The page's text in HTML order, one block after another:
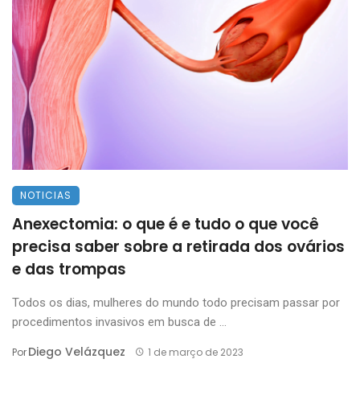
NOTICIAS
Anexectomia: o que é e tudo o que você
precisa saber sobre a retirada dos ovários
e das trompas
Todos os dias, mulheres do mundo todo precisam passar por
procedimentos invasivos em busca de ...
PorDiego Velázquez 1 de março de 2023